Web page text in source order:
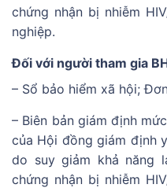
chứng nhận bị nhiễm
nghiệp.
Đối với người tham gia
– Sổ bảo hiểm xã hội;
– Biên bản giám định
của Hội đồng giám định
do suy giảm khả năng
chứng nhận bị nhiễm